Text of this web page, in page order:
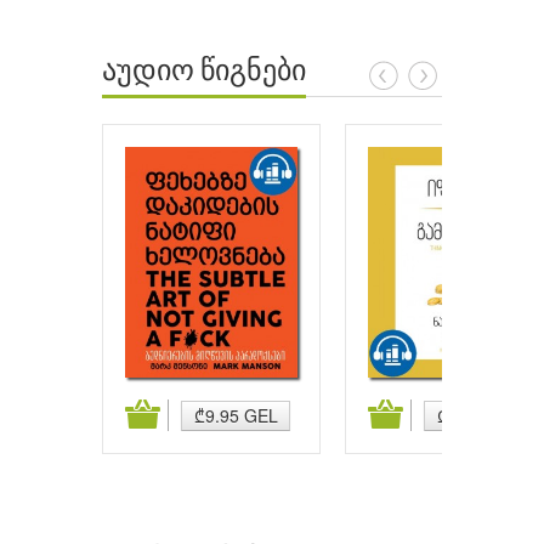
აუდიო წიგნები
₾9.95 GEL ₾9.95 GEL
კალათაში დამატება კალათაში დამატება